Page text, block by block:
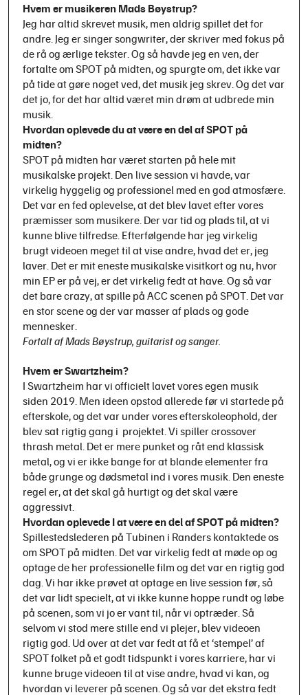
Hvem er musikeren Mads Bøystrup?
Jeg har altid skrevet musik, men aldrig spillet det for
andre. Jeg er singer songwriter, der skriver med fokus på
de rå og ærlige tekster. Og så havde jeg en ven, der
fortalte om SPOT på midten, og spurgte om, det ikke var
på tide at gøre noget ved, det musik jeg skrev. Og det var
det jo, for det har altid været min drøm at udbrede min
musik.
Hvordan oplevede du at være en del af SPOT på
midten?
SPOT på midten har været starten på hele mit
musikalske projekt. Den live session vi havde, var
virkelig hyggelig og professionel med en god atmosfære.
Det var en fed oplevelse, at det blev lavet efter vores
præmisser som musikere. Der var tid og plads til, at vi
kunne blive tilfredse. Efterfølgende har jeg virkelig
brugt videoen meget til at vise andre, hvad det er, jeg
laver. Det er mit eneste musikalske visitkort og nu, hvor
min EP er på vej, er det virkelig fedt at have. Og så var
det bare crazy, at spille på ACC scenen på SPOT. Det var
en stor scene og der var masser af plads og gode
mennesker.
Fortalt af Mads Bøystrup, guitarist og sanger.
Hvem er Swartzheim?
I Swartzheim har vi officielt lavet vores egen musik
siden 2019. Men ideen opstod allerede før vi startede på
efterskole, og det var under vores efterskoleophold, der
blev sat rigtig gang i projektet. Vi spiller crossover
thrash metal. Det er mere punket og råt end klassisk
metal, og vi er ikke bange for at blande elementer fra
både grunge og dødsmetal ind i vores musik. Den eneste
regel er, at det skal gå hurtigt og det skal være
aggressivt.
Hvordan oplevede I at være en del af SPOT på midten?
Spillestedslederen på Tubinen i Randers kontaktede os
om SPOT på midten. Det var virkelig fedt at møde op og
optage de her professionelle film og det var en rigtig god
dag. Vi har ikke prøvet at optage en live session før, så
det var lidt specielt, at vi ikke kunne hoppe rundt og løbe
på scenen, som vi jo er vant til, når vi optræder. Så
selvom vi stod mere stille end vi plejer, blev videoen
rigtig god. Ud over at det var fedt at få et ‘stempel’ af
SPOT folket på et godt tidspunkt i vores karriere, har vi
kunne bruge videoen til at vise andre, hvad vi kan, og
hvordan vi leverer på scenen. Og så var det ekstra fedt